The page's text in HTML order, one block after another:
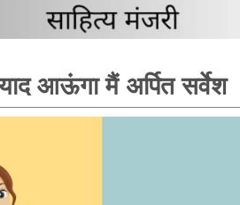
आऊंगा मैं अर्पित सर्वेश